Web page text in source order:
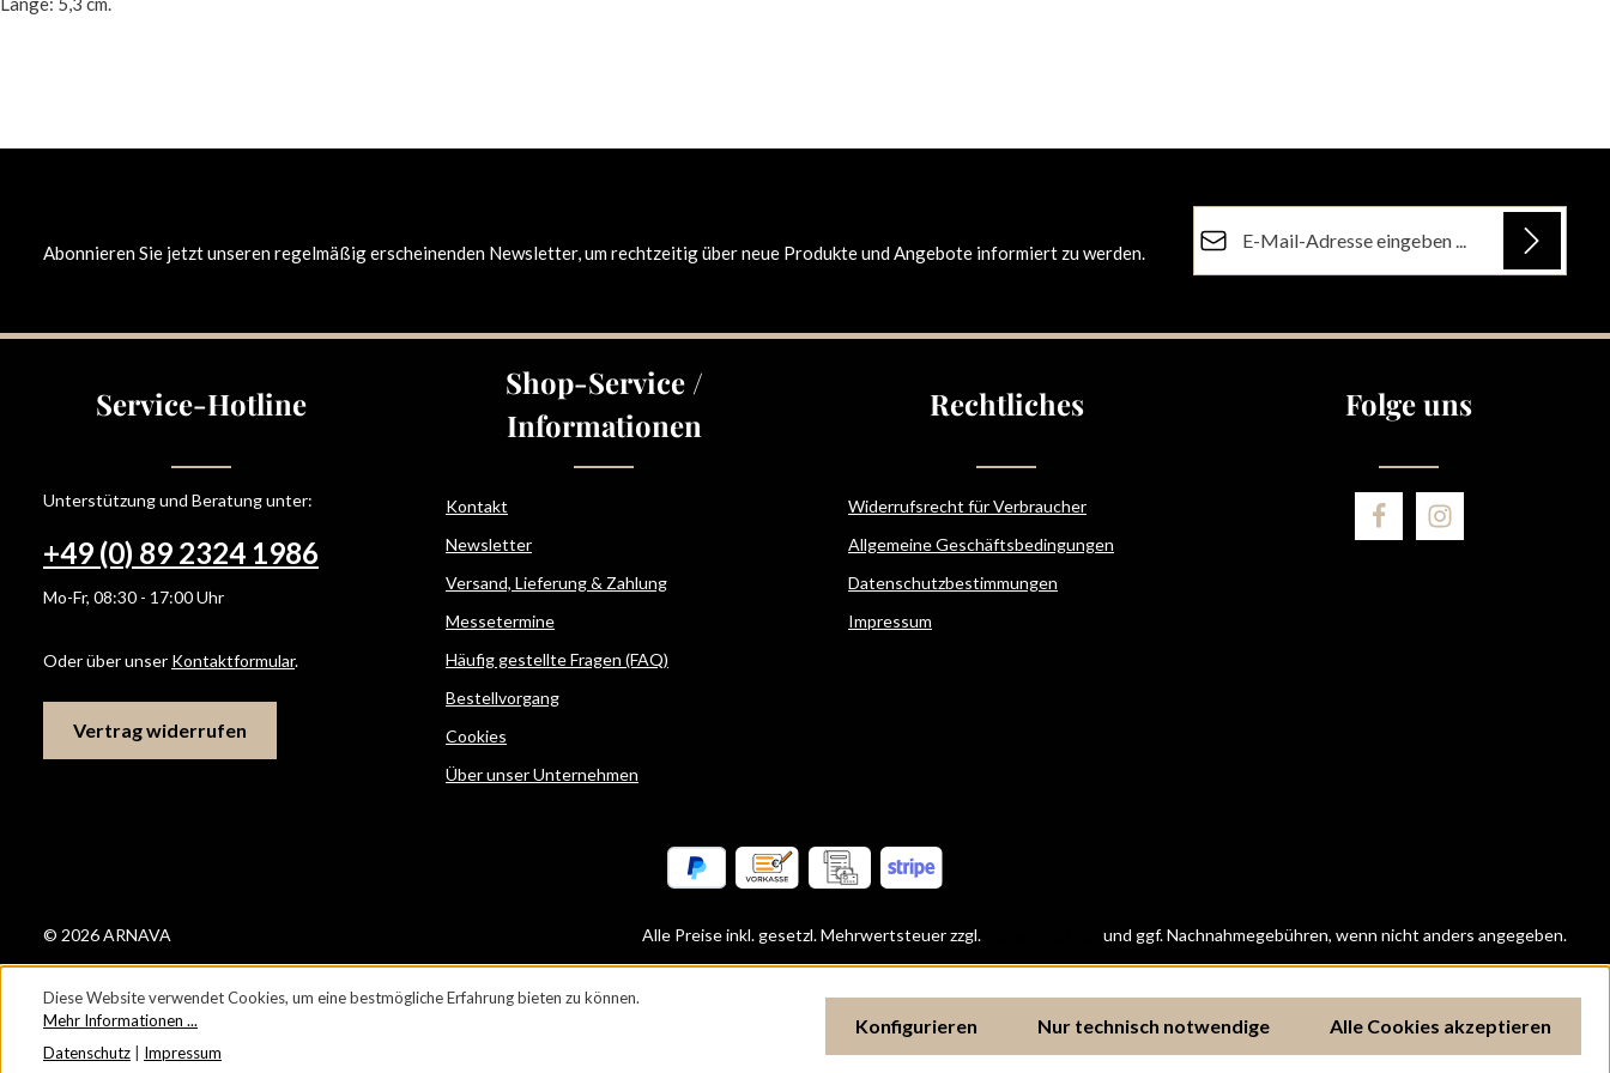
Abonnieren Sie jetzt unseren regelmäßig erscheinenden Newsletter, um rechtzeitig über neue Produkte und Angebote informiert zu werden.
Ich habe dieDatenschutzbestimmungenzur
Pflichtfelder.
Service-Hotline
Unterstützung und Beratung unter:
+49 (0) 89 2324 1986
Mo-Fr, 08:30 - 17:00 Uhr
Oder über unser Kontaktformular.
Vertrag widerrufen
Shop-Service /
Informationen
Kontakt
Newsletter
Versand, Lieferung & Zahlung
Messetermine
Häufig gestellte Fragen (FAQ)
Bestellvorgang
Cookies
Über unser Unternehmen
Rechtliches
Widerrufsrecht für Verbraucher
Allgemeine Geschäftsbedingungen
Datenschutzbestimmungen
Impressum
Folge uns
© 2026 ARNAVA Alle Preise inkl. gesetzl. Mehrwertsteuer zzgl. und ggf. Nachnahmegebühren, wenn nicht anders angegeben.
Diese Website verwendet Cookies, um eine bestmögliche Erfahrung bieten zu können.
Mehr Informationen ...
Datenschutz
Impressum
Nur technisch notwendige
Konfigurieren Alle Cookies akzeptieren